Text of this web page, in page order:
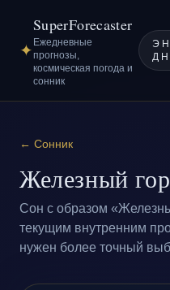
✦
SuperForecaster
Ежедневные
прогнозы,
космическая погода и
сонник
← Сонник
Железный
Сон с образом
текущим внутренним
нужен более точный